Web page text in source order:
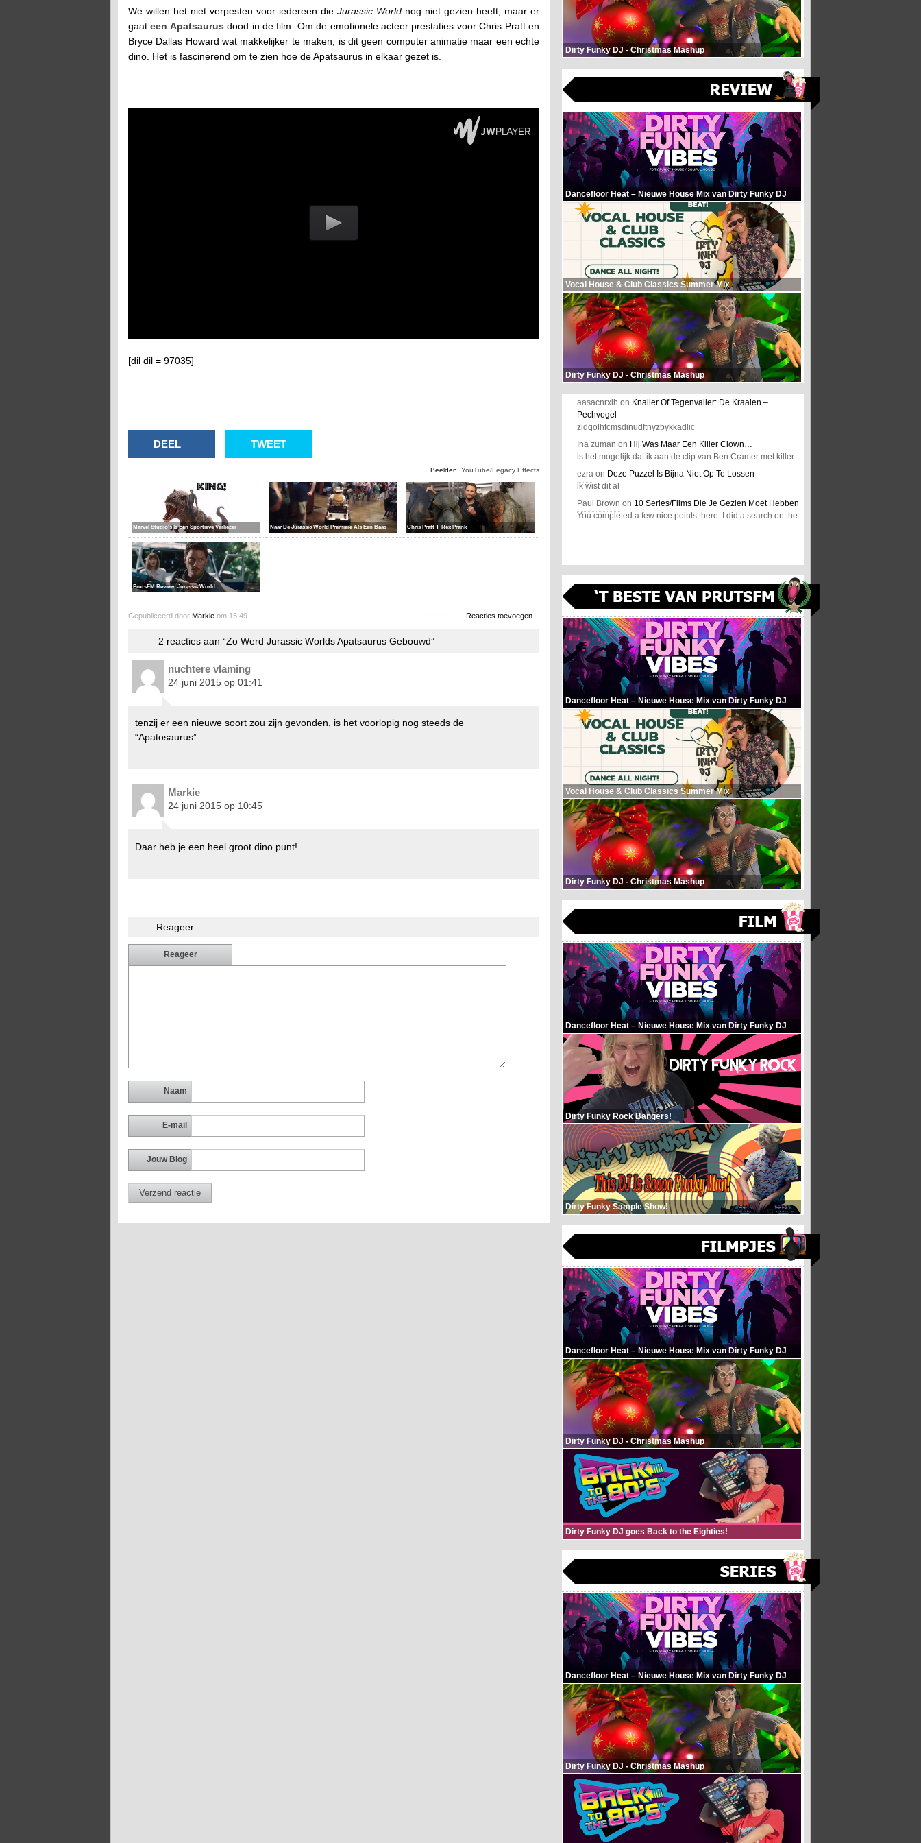
We willen het niet verpesten voor iedereen die Jurassic World nog niet gezien heeft, maar er
gaateen Apatsaurus dood in de film. Om de emotionele acteer prestaties voor Chris Pratt en
Bryce Dallas Howard wat makkelijker te maken, is dit geen computer animatie maar een echte
dino. Het is fascinerend om te zien hoe de Apatsaurus in elkaar gezet is.
[dil dil = 97035]
DEEL TWEET
Beelden: YouTube/Legacy Effects
Marvel Studio's Is Een Sportieve Verliezer Naar De Jurassic World Première Als Een Baas Chris Pratt T-Rex Prank
PrutsFM Review: Jurassic World
Gepubliceerd door Markie om 15:49 Reacties toevoegen
2 reacties aan “Zo Werd Jurassic Worlds Apatsaurus Gebouwd”
nuchtere vlaming
24 juni 2015 op 01:41
tenzij er een nieuwe soort zou zijn gevonden, is het voorlopig nog steeds de
“Apatosaurus”
Markie
24 juni 2015 op 10:45
Daar heb je een heel groot dino punt!
Reageer
Reageer
Naam
E-mail
Jouw Blog
Dirty Funky DJ - Christmas Mashup
Dancefloor Heat – Nieuwe House Mix van Dirty Funky DJ
Vocal House & Club Classics Summer Mix
Dirty Funky DJ - Christmas Mashup
aasacnrxlh on Knaller Of Tegenvaller: De Kraaien –
Pechvogel
zidqolhfcmsdinudftnyzbykkadlic
Ina zuman on Hij Was Maar Een Killer Clown…
is het mogelijk dat ik aan de clip van Ben Cramer met killer
ezra on Deze Puzzel Is Bijna Niet Op Te Lossen
ik wist dit al
Paul Brown on 10 Series/Films Die Je Gezien Moet Hebben
You completed a few nice points there. I did a search on the
Dancefloor Heat – Nieuwe House Mix van Dirty Funky DJ
Vocal House & Club Classics Summer Mix
Dirty Funky DJ - Christmas Mashup
Dancefloor Heat – Nieuwe House Mix van Dirty Funky DJ
Dirty Funky Rock Bangers!
Dirty Funky Sample Show!
Dancefloor Heat – Nieuwe House Mix van Dirty Funky DJ
Dirty Funky DJ - Christmas Mashup
Dirty Funky DJ goes Back to the Eighties!
Dancefloor Heat – Nieuwe House Mix van Dirty Funky DJ
Dirty Funky DJ - Christmas Mashup